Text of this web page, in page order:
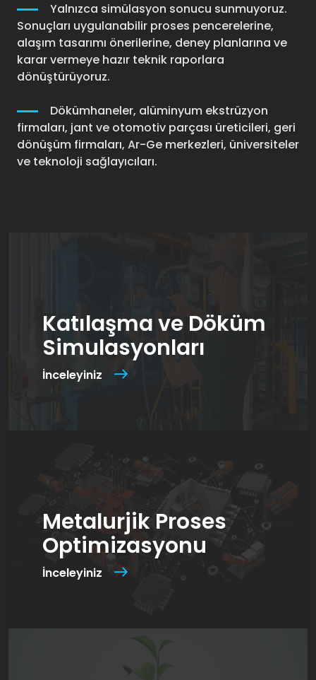
Yalnızca simülasyon sonucu sunmuyoruz.
Sonuçları uygulanabilir proses pencerelerine,
alaşım tasarımı önerilerine, deney planlarına ve
karar vermeye hazır teknik raporlara
dönüştürüyoruz.
Dökümhaneler, alüminyum ekstrüzyon
firmaları, jant ve otomotiv parçası üreticileri, geri
dönüşüm firmaları, Ar-Ge merkezleri, üniversiteler
ve teknoloji sağlayıcıları.
Katılaşma ve Döküm
Simulasyonları
İnceleyiniz
Metalurjik Proses
Optimizasyonu
İnceleyiniz